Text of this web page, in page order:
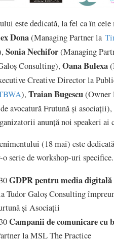
este dedicată, la fel ca în
Dona(Managing Partner la
Sonia Nechifor(Managing
Consulting), Oana Bulexa
Creative Director la
), Traian Bugescu(Owner
avocatură Frutună și asociații),
anunță noi speakeri ai
(18 mai) este
serie de workshop-uri specifice.
GDPR pentru media digitală
Tudor Galoș Consulting
și Asociații
Campanii de comunicare cu
la MSL The Practice